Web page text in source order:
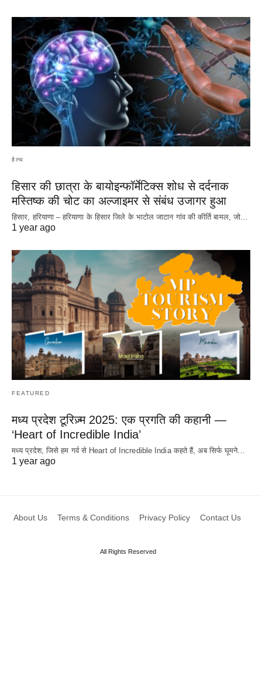
हेल्थ
हिसार की छात्रा के बायोइन्फॉर्मेटिक्स शोध से दर्दनाक
मस्तिष्क की चोट का अल्जाइमर से संबंध उजागर हुआ
हिसार, हरियाणा – हरियाणा के हिसार जिले के भाटोल जाटान गांव की कीर्ति बामल, जो…
1 year ago
FEATURED
मध्य प्रदेश टूरिज़्म 2025: एक प्रगति की कहानी —
‘Heart of Incredible India’
मध्य प्रदेश, जिसे हम गर्व से Heart of Incredible India कहते हैं, अब सिर्फ घूमने…
1 year ago
About Us Terms & Conditions Privacy Policy Contact Us
All Rights Reserved